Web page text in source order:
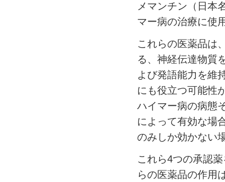
メマンチン（日本
マー病の治療に使
これらの医薬品は
る、神経伝達物質
よび発語能力を維
にも役立つ可能性
ハイマー病の病態
によって有効な場
のみしか効かない
これら4つの承認
らの医薬品の作用